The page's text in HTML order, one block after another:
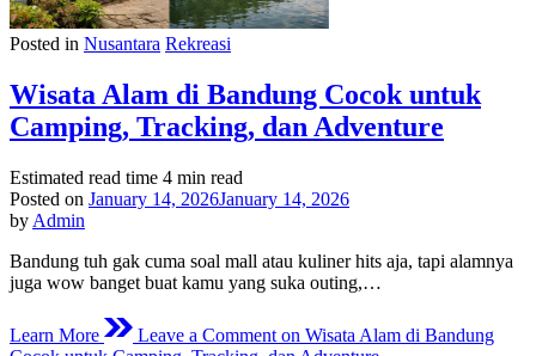
Posted in Nusantara Rekreasi
Wisata Alam di Bandung Cocok untuk
Camping, Tracking, dan Adventure
Estimated read time 4 min read
Posted on January 14, 2026January 14, 2026
by Admin
Bandung tuh gak cuma soal mall atau kuliner hits aja, tapi alamnya
juga wow banget buat kamu yang suka outing,…
Learn More Leave a Comment on Wisata Alam di Bandung